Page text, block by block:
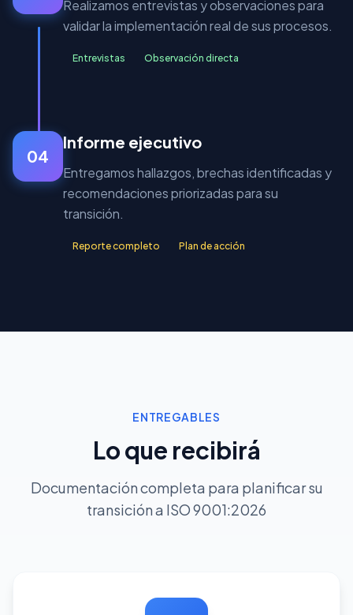
Realizamos entrevistas y observaciones para
validar la implementación real de sus procesos.
Entrevistas Observación directa
04
Informe ejecutivo
Entregamos hallazgos, brechas identificadas y
recomendaciones priorizadas para su
transición.
Reporte completo Plan de acción
ENTREGABLES
Lo que recibirá
Documentación completa para planificar su
transición a ISO 9001:2026